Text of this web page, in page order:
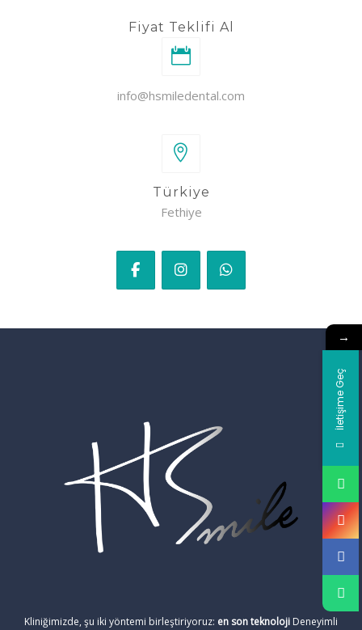
Fiyat Teklifi Al
info@hsmiledental.com
Türkiye
Fethiye
Kliniğimizde, şu iki yöntemi birleştiriyoruz: en son teknoloji Deneyimli
→
İletişime Geç